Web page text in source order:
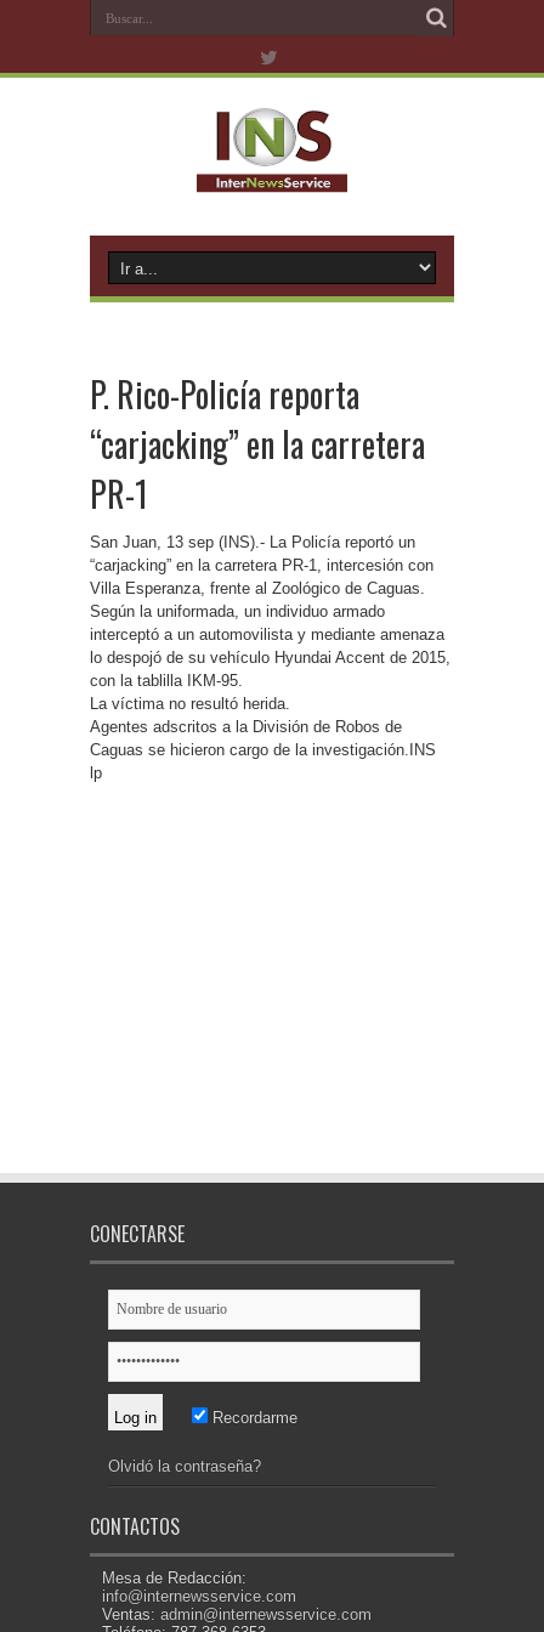
P. Rico-Policía reporta
“carjacking” en la carretera
PR-1
San Juan, 13 sep (INS).- La Policía reportó un
“carjacking” en la carretera PR-1, intercesión con
Villa Esperanza, frente al Zoológico de Caguas.
Según la uniformada, un individuo armado
interceptó a un automovilista y mediante amenaza
lo despojó de su vehículo Hyundai Accent de 2015,
con la tablilla IKM-95.
La víctima no resultó herida.
Agentes adscritos a la División de Robos de
Caguas se hicieron cargo de la investigación.INS
lp
CONECTARSE
Recordarme
Olvidó la contraseña?
CONTACTOS
Mesa de Redacción:
info@internewsservice.com
Ventas: admin@internewsservice.com